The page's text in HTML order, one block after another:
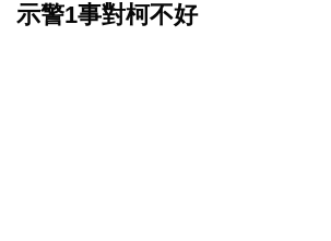
示警1事對柯不好